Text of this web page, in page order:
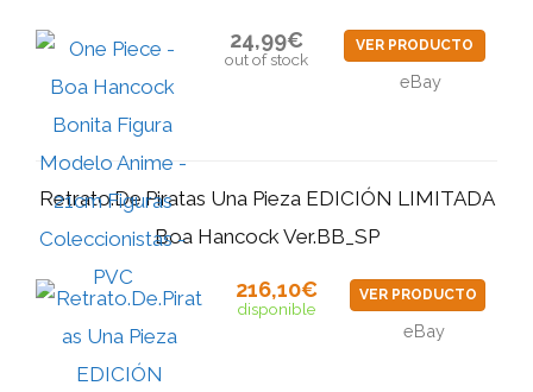
24,99€
out of stock
VER PRODUCTO
eBay
Retrato.De.Piratas Una Pieza EDICIÓN LIMITADA
Boa Hancock Ver.BB_SP
216,10€
disponible
VER PRODUCTO
eBay